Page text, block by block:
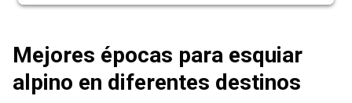
Mejores épocas para esquiar
alpino en diferentes destinos